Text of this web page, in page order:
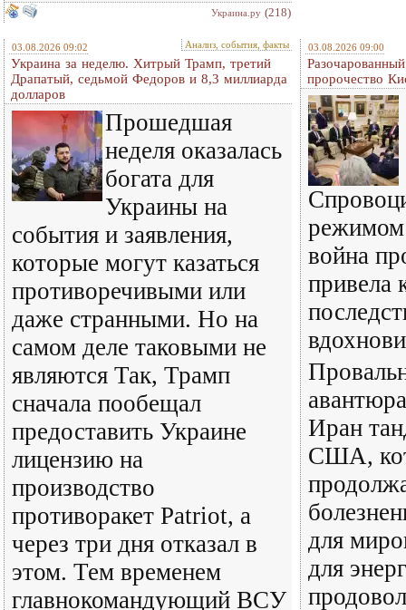
Украина.ру (218)
03.08.2026 09:02 Анализ, события, факты
Украина за неделю. Хитрый Трамп, третий
Драпатый, седьмой Федоров и 8,3 миллиарда
долларов
Прошедшая
неделя оказалась
богата для
Украины на
события и заявления,
которые могут казаться
противоречивыми или
даже странными. Но на
самом деле таковыми не
являются Так, Трамп
сначала пообещал
предоставить Украине
лицензию на
производство
противоракет Patriot, а
через три дня отказал в
этом. Тем временем
главнокомандующий ВСУ
03.08.2026 09:00
пророчество
режимом
война
привела
Иран
США,
для
для